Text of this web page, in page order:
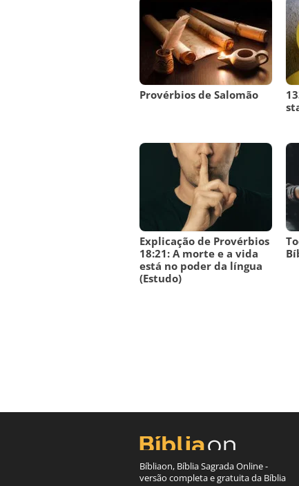
Provérbios de Salomão
Explicação de Provérbios
18:21: A morte e a vida
está no poder da língua
(Estudo)
Bíbliaon, Bíblia Sagrada Online -
versão completa e gratuita da Bíblia